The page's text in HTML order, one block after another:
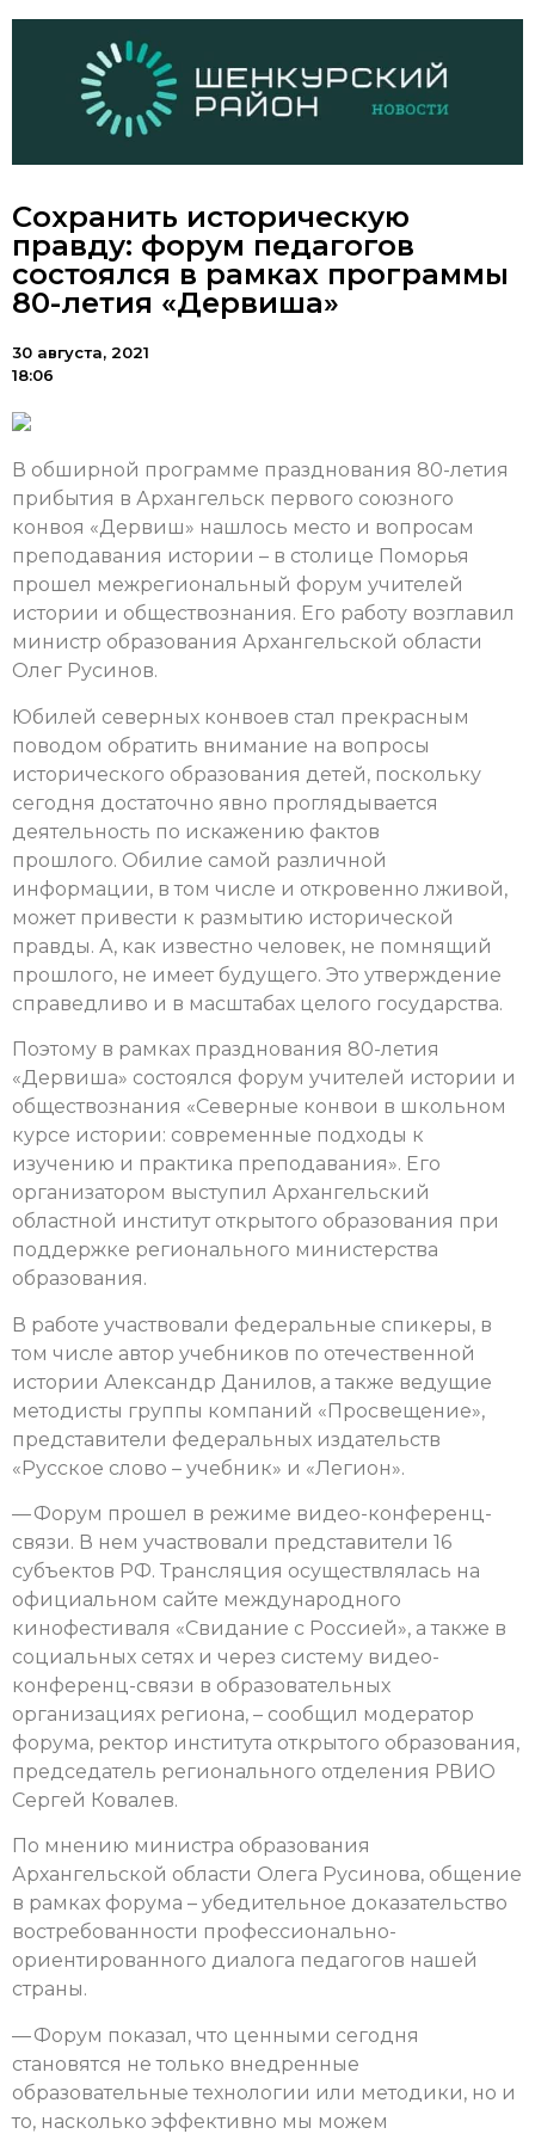
Сохранить историческую
правду: форум педагогов
состоялся в рамках программы
80-летия «Дервиша»
30 августа, 2021
18:06
В обширной программе празднования 80-летия
прибытия в Архангельск первого союзного
конвоя «Дервиш» нашлось место и вопросам
преподавания истории – в столице Поморья
прошел межрегиональный форум учителей
истории и обществознания. Его работу возглавил
министр образования Архангельской области
Олег Русинов.
Юбилей северных конвоев стал прекрасным
поводом обратить внимание на вопросы
исторического образования детей, поскольку
сегодня достаточно явно проглядывается
деятельность по искажению фактов
прошлого. Обилие самой различной
информации, в том числе и откровенно лживой,
может привести к размытию исторической
правды. А, как известно человек, не помнящий
прошлого, не имеет будущего. Это утверждение
справедливо и в масштабах целого государства.
Поэтому в рамках празднования 80-летия
«Дервиша» состоялся форум учителей истории и
обществознания «Северные конвои в школьном
курсе истории: современные подходы к
изучению и практика преподавания». Его
организатором выступил Архангельский
областной институт открытого образования при
поддержке регионального министерства
образования.
В работе участвовали федеральные спикеры, в
том числе автор учебников по отечественной
истории Александр Данилов, а также ведущие
методисты группы компаний «Просвещение»,
представители федеральных издательств
«Русское слово – учебник» и «Легион».
— Форум прошел в режиме видео-конференц-
связи. В нем участвовали представители 16
субъектов РФ. Трансляция осуществлялась на
официальном сайте международного
кинофестиваля «Свидание с Россией», а также в
социальных сетях и через систему видео-
конференц-связи в образовательных
организациях региона, – сообщил модератор
форума, ректор института открытого образования,
председатель регионального отделения РВИО
Сергей Ковалев.
По мнению министра образования
Архангельской области Олега Русинова, общение
в рамках форума – убедительное доказательство
востребованности профессионально-
ориентированного диалога педагогов нашей
страны.
— Форум показал, что ценными сегодня
становятся не только внедренные
образовательные технологии или методики, но и
то, насколько эффективно мы можем